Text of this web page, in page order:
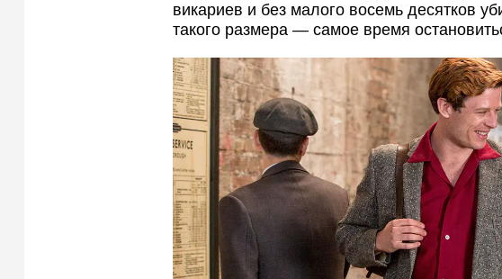
викариев и без малого восемь десятков
такого размера — самое время